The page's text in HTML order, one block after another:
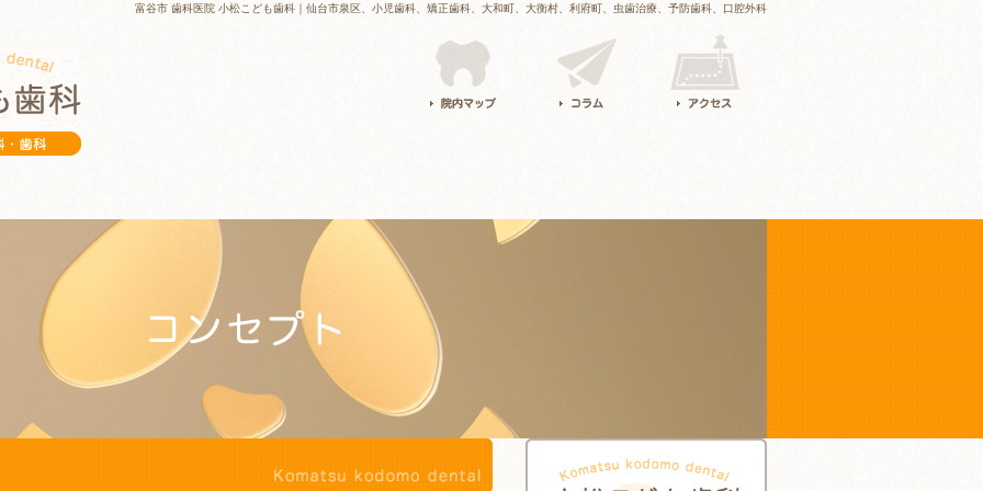
富谷市 歯科医院 小松こども歯科｜仙台市泉区、小児歯科、矯正歯科、大和町、大衡村、利府町、虫歯治療、予防歯科、口腔外科